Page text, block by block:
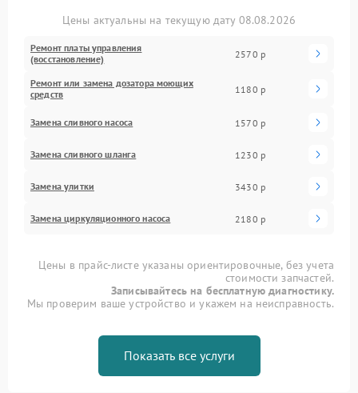
Цены актуальны на текущую дату 08.08.2026
Ремонт платы управления
(восстановление)
2570 р
Ремонт или замена дозатора моющих
средств
1180 р
Замена сливного насоса 1570 р
Замена сливного шланга 1230 р
Замена улитки 3430 р
Замена циркуляционного насоса 2180 р
Цены в прайс-листе указаны ориентировочные, без учета
стоимости запчастей.
Записывайтесь на бесплатную диагностику.
Мы проверим ваше устройство и укажем на неисправность.
Показать все услуги